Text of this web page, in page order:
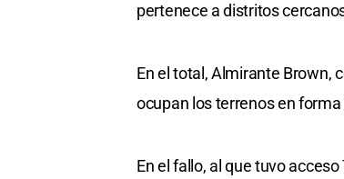
pertenece a distritos
En el total, Almirante Brown,
ocupan los terrenos en forma
En el fallo, al que tuvo